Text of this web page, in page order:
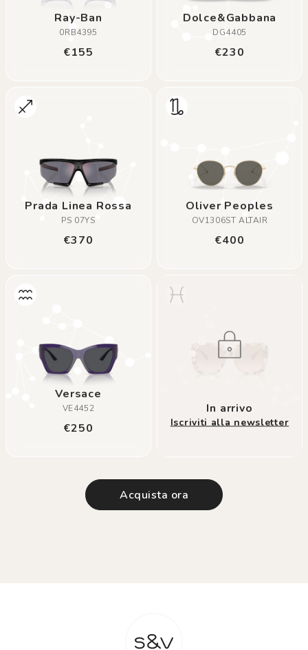
Ray-Ban
0RB4395
€155
Dolce&Gabbana
DG4405
€230
Prada Linea Rossa
PS 07YS
€370
Oliver Peoples
OV1306ST ALTAIR
€400
Versace
VE4452
€250
In arrivo
Iscriviti alla newsletter
acquista ora